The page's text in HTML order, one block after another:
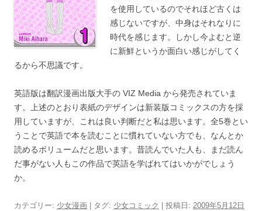
を使用しているのでそれほど古くは
感じないですが、中身はそれなりに
時代を感じます。しかし今よむと逆
に新鮮というか面白い感じがしてく
るから不思議です。
英語版は翻訳漫画出版大手の VIZ Media から発売されていま
す。上述のとおり表紙のデザインは新装版コミックスの方を採
用していますが、これは良い判断だと私は思います。全5巻とい
うことで英語で本を読むことに慣れていない方でも、なんとか
読めるボリュームだと思います。昔読んでいた人も、まだ読ん
だ事がない人もこの作品で英語を学ばれてはいかがでしょう
か。
カテゴリー: 少女漫画 | タグ: 少女コミック | 投稿日: 2009年5月12日